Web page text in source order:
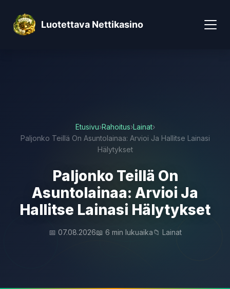
Luotettava Nettikasino
Etusivu›Rahoitus›Lainat›
Paljonko Teillä On Asuntolainaa: Arvioi Ja Hallitse Lainasi
Hälytykset
Paljonko Teillä On
Asuntolainaa: Arvioi Ja
Hallitse Lainasi Hälytykset
📅 07.08.2026📖 6 min lukuaika📁 Lainat